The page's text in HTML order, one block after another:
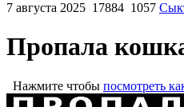
7 августа 2025 17884 1057
Пропала
Нажмите чтобы посмотреть